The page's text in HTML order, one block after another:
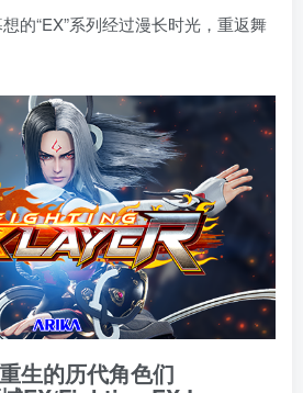
的“EX”系列经过漫长时光，重返舞
生的历代角色们